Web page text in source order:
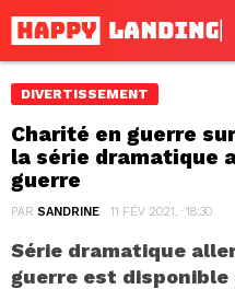
DIVERTISSEMENT
Charité en guerre
la série dramatique
guerre
PAR SANDRINE 11 FÉV 2021, · 18:30
Série dramatique
guerre est disponible